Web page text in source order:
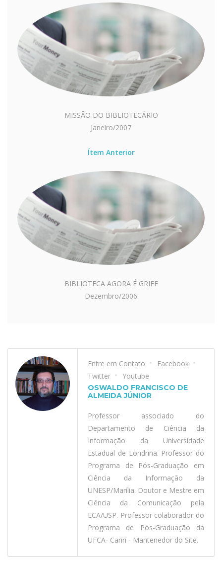
MISSÃO DO BIBLIOTECÁRIO
Janeiro/2007
Ítem Anterior
BIBLIOTECA AGORA É GRIFE
Dezembro/2006
Entre em Contato
Facebook
Twitter
Youtube
OSWALDO FRANCISCO DE
ALMEIDA JÚNIOR
Professor associado do
Departamento de Ciência da
Informação da Universidade
Estadual de Londrina. Professor do
Programa de Pós-Graduação em
Ciência da Informação da
UNESP/Marília. Doutor e Mestre em
Ciência da Comunicação pela
ECA/USP. Professor colaborador do
Programa de Pós-Graduação da
UFCA- Cariri - Mantenedor do Site.